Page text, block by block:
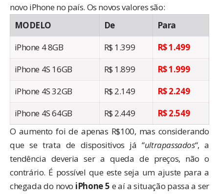
novo iPhone no país. Os novos valores são:
MODELO
De
Para
iPhone 4 8GB
R$ 1.399
R$ 1.499
iPhone 4S 16GB
R$ 1.899
R$ 1.999
iPhone 4S 32GB
R$ 2.149
R$ 2.249
iPhone 4S 64GB
R$ 2.449
R$ 2.549
O aumento foi de apenas R$100, mas considerando
que se trata de dispositivos já “ultrapassados“, a
tendência deveria ser a queda de preços, não o
contrário. É possível que este seja um ajuste para a
chegada do novo iPhone 5 e aí a situação passa a ser